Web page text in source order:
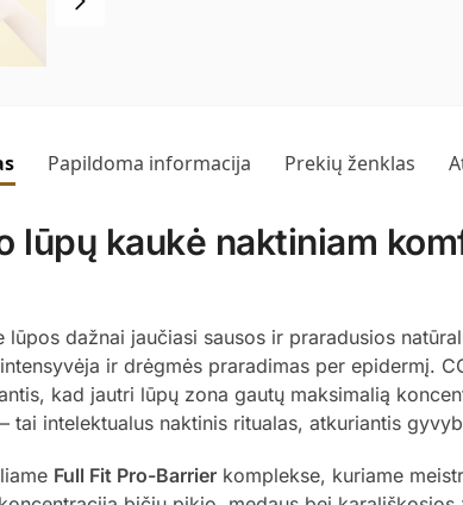
Papildoma informacija Prekių ženklas
lūpų kaukė naktiniam
dažnai jaučiasi sausos ir praradusios
ir drėgmės praradimas per epidermį.
kad jautri lūpų zona gautų maksimalią
tai intelektualus naktinis ritualas, atkuriantis
Full Fit Pro-Barrierkomplekse, kuriame